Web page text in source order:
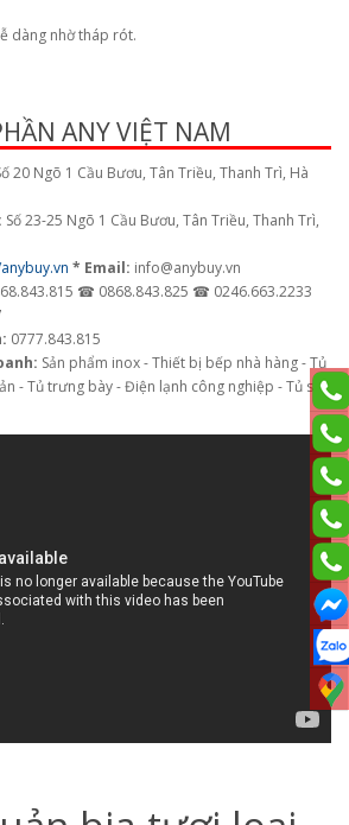
dàng nhờ tháp rót.
ANY VIỆT NAM
20 Ngõ 1 Cầu Bươu, Tân Triều, Thanh Trì, Hà
Số 23-25 Ngõ 1 Cầu Bươu, Tân Triều, Thanh Trì,
* Email: info@anybuy.vn
☎ 0868.843.825 ☎ 0246.663.2233
0777.843.815
Sản phẩm inox - Thiết bị bếp nhà hàng - Tủ
- Tủ trưng bày - Điện lạnh công nghiệp - Tủ sấy